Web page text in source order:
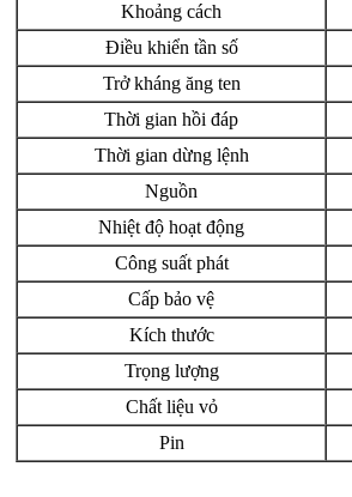
Khoảng cách
Điều khiển tần số
Trở kháng ăng ten
Thời gian hồi đáp
Thời gian dừng lệnh
Nguồn
Nhiệt độ hoạt động
Công suất phát
Cấp bảo vệ
Kích thước
Trọng lượng
Chất liệu vỏ
Pin